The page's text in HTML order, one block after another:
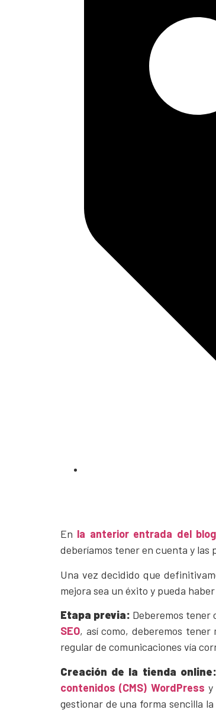
En la anterior entrada del blog
deberíamos tener en cuenta y las
Una vez decidido que
mejora sea un éxito y pueda
Etapa previa: Deberemos tener
SEO, así como, deberemos
regular de comunicaciones vía
Creación de la tienda online:
contenidos (CMS) WordPress y
gestionar de una forma sencilla